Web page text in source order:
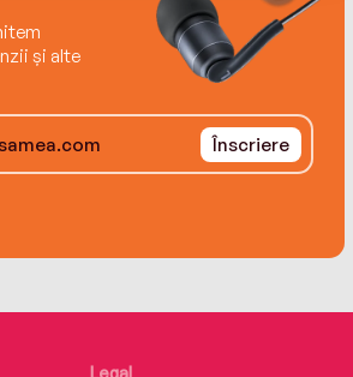
și alte
Înscriere
Legal